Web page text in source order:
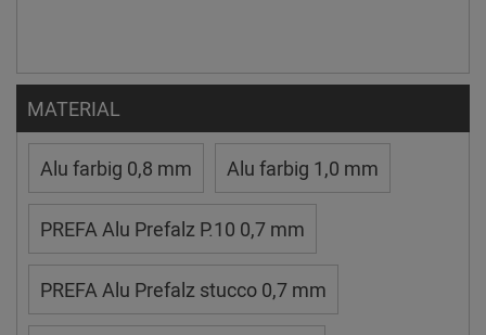
MATERIAL
Alu farbig 0,8 mm Alu farbig 1,0 mm
PREFA Alu Prefalz P.10 0,7 mm
PREFA Alu Prefalz stucco 0,7 mm